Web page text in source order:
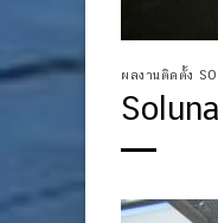
ผลงานติดตั้ง